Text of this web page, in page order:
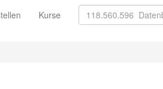
Kurse